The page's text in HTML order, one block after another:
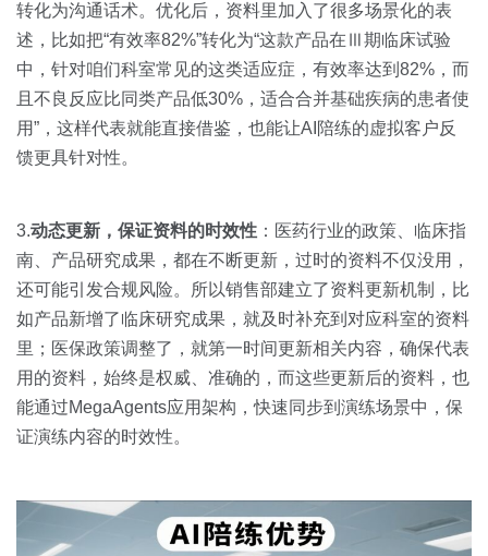
转化为沟通话术。优化后，资料里加入了很多场景化的表
述，比如把“有效率82%”转化为“这款产品在Ⅲ期临床试验
中，针对咱们科室常见的这类适应症，有效率达到82%，而
且不良反应比同类产品低30%，适合合并基础疾病的患者使
用”，这样代表就能直接借鉴，也能让AI陪练的虚拟客户反
馈更具针对性。
3.动态更新，保证资料的时效性 ：医药行业的政策、临床指
南、产品研究成果，都在不断更新，过时的资料不仅没用，
还可能引发合规风险。所以销售部建立了资料更新机制，比
如产品新增了临床研究成果，就及时补充到对应科室的资料
里；医保政策调整了，就第一时间更新相关内容，确保代表
用的资料，始终是权威、准确的，而这些更新后的资料，也
能通过MegaAgents应用架构，快速同步到演练场景中，保
证演练内容的时效性。